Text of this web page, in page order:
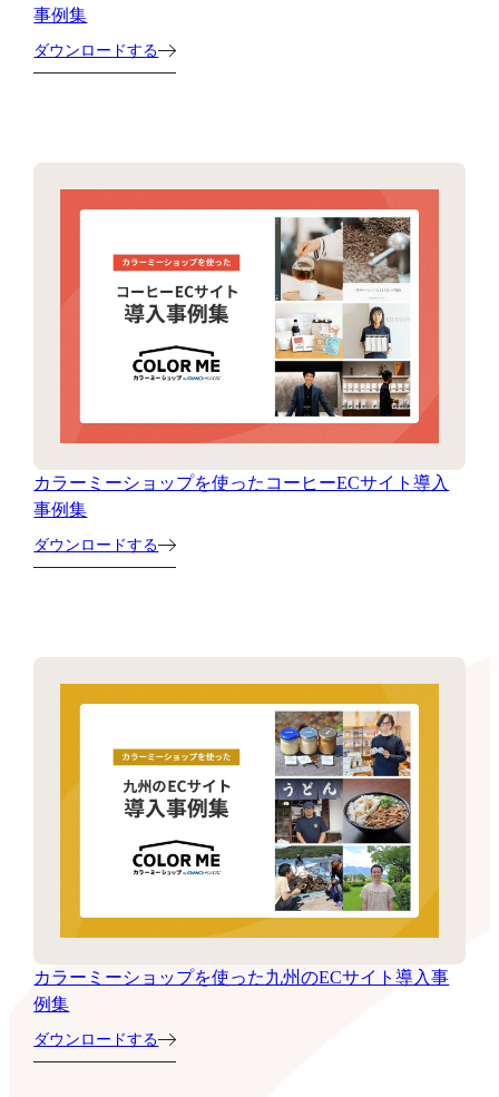
事例集
ダウンロードする
カラーミーショップを使ったコーヒーECサイト導入
事例集
ダウンロードする
カラーミーショップを使った九州のECサイト導入事
例集
ダウンロードする